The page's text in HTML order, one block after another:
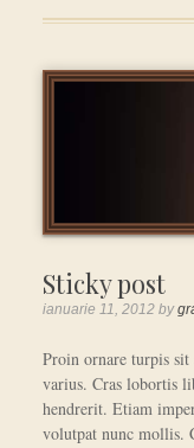
Sticky post
ianuarie 11, 2012 by
Proin ornare turpis
varius. Cras lobortis
hendrerit. Etiam
volutpat nunc mollis.